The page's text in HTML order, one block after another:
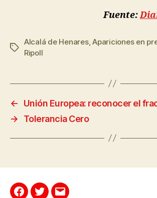
Fuente:
Alcalá de Henares,Apariciones en
Ripoll
←
Unión Europea: reconocer el
→
Tolerancia Cero